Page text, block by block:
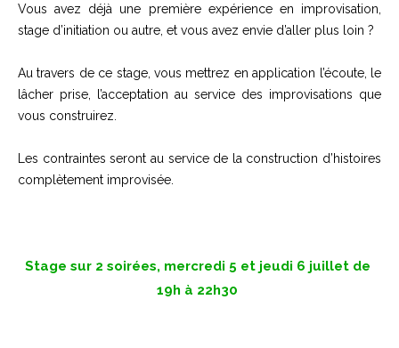
Vous avez déjà une première expérience en improvisation,
stage d’initiation ou autre, et vous avez envie d’aller plus loin ?
Au travers de ce stage, vous mettrez en application l’écoute, le
lâcher prise, l’acceptation au service des improvisations que
vous construirez.
Les contraintes seront au service de la construction d’histoires
complètement improvisée.
Stage sur 2 soirées, mercredi 5 et jeudi 6 juillet de
19h à 22h30